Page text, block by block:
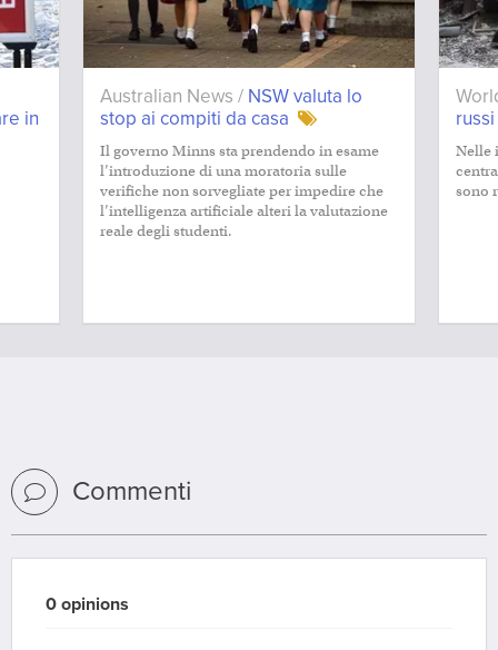
in
Australian News / NSW valuta lo
stop ai compiti da casa
Il governo Minns sta prendendo in esame
l’introduzione di una moratoria sulle
verifiche non sorvegliate per impedire che
l’intelligenza artificiale alteri la valutazione
reale degli studenti.
Nelle
sono
Commenti
0 opinions